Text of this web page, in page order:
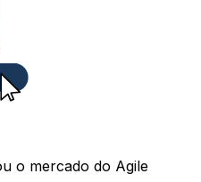
o mercado do Agile